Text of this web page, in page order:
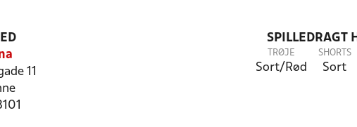
11
SPILLEDRAGT
TRØJE
Sort/Rød
SHORTS
Sort